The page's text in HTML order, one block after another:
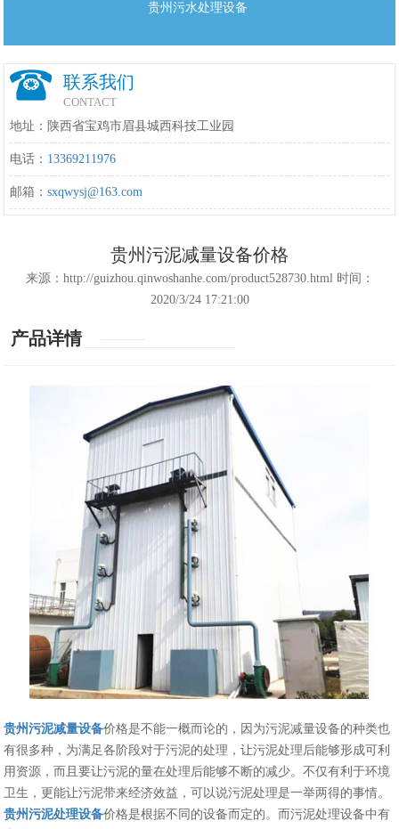
贵州污水处理设备
联系我们
CONTACT
地址：陕西省宝鸡市眉县城西科技工业园
电话： 13369211976
邮箱：sxqwysj@163.com
贵州污泥减量设备价格
来源：http://guizhou.qinwoshanhe.com/product528730.html 时间：
2020/3/24 17:21:00
产品详情
贵州污泥减量设备价格是不能一概而论的，因为污泥减量设备的种类也
有很多种，为满足各阶段对于污泥的处理，让污泥处理后能够形成可利
用资源，而且要让污泥的量在处理后能够不断的减少。不仅有利于环境
卫生，更能让污泥带来经济效益，可以说污泥处理是一举两得的事情。
贵州污泥处理设备价格是根据不同的设备而定的。而污泥处理设备中有